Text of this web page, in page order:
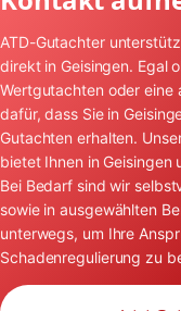
ATD-Gutachter
direkt in Geisingen. Egal
Wertgutachten oder eine
dafür, dass Sie in
Gutachten erhalten.
bietet Ihnen in Geisingen
Bei Bedarf sind wir
sowie in ausgewählten
unterwegs, um Ihre
Schadenregulierung zu